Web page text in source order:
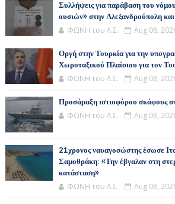
Συλλήψεις για παράβαση του
ουσιών» στην Αλεξανδρούπολη
ΦΩΝΗ του Λ.Σ. Aug 08,
Οργή στην Τουρκία για την
Χωροταξικού Πλαίσιου για τον
ΦΩΝΗ του Λ.Σ. Aug 08,
Προσάραξη ιστιοφόρου σκάφους
ΦΩΝΗ του Λ.Σ. Aug 08,
21χρονος ναυαγοσώστης έσωσε
Σαμοθράκη: «Την έβγαλαν στη
κατάσταση»
ΦΩΝΗ του Λ.Σ. Aug 08,